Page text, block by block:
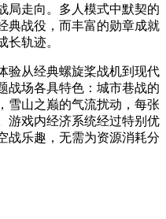
局走向。多人模式中默契的
典战役，而丰富的勋章成就
长轨迹。
验从经典螺旋桨战机到现代
战场各具特色：城市巷战的
雪山之巅的气流扰动，每张
游戏内经济系统经过特别优
战乐趣，无需为资源消耗分